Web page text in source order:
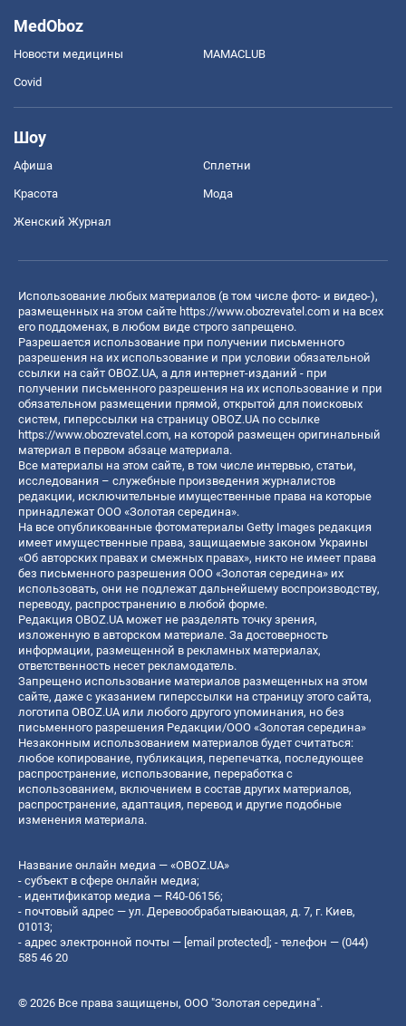
MedOboz
Новости медицины MAMACLUB
Covid
Шоу
Афиша Сплетни
Красота Мода
Женский Журнал
Использование любых материалов (в том числе фото- и видео-),
размещенных на этом сайте https://www.obozrevatel.com и на всех
его поддоменах, в любом виде строго запрещено.
Разрешается использование при получении письменного
разрешения на их использование и при условии обязательной
ссылки на сайт OBOZ.UA, а для интернет-изданий - при
получении письменного разрешения на их использование и при
обязательном размещении прямой, открытой для поисковых
систем, гиперссылки на страницу OBOZ.UA по ссылке
https://www.obozrevatel.com, на которой размещен оригинальный
материал в первом абзаце материала.
Все материалы на этом сайте, в том числе интервью, статьи,
исследования – служебные произведения журналистов
редакции, исключительные имущественные права на которые
принадлежат ООО «Золотая середина».
На все опубликованные фотоматериалы Getty Images редакция
имеет имущественные права, защищаемые законом Украины
«Об авторских правах и смежных правах», никто не имеет права
без письменного разрешения ООО «Золотая середина» их
использовать, они не подлежат дальнейшему воспроизводству,
переводу, распространению в любой форме.
Редакция OBOZ.UA может не разделять точку зрения,
изложенную в авторском материале. За достоверность
информации, размещенной в рекламных материалах,
ответственность несет рекламодатель.
Запрещено использование материалов размещенных на этом
сайте, даже с указанием гиперссылки на страницу этого сайта,
логотипа OBOZ.UA или любого другого упоминания, но без
письменного разрешения Редакции/ООО «Золотая середина»
Незаконным использованием материалов будет считаться:
любое копирование, публикация, перепечатка, последующее
распространение, использование, переработка с
использованием, включением в состав других материалов,
распространение, адаптация, перевод и другие подобные
изменения материала.
Название онлайн медиа — «OBOZ.UA»
- субъект в сфере онлайн медиа;
- идентификатор медиа — R40-06156;
- почтовый адрес — ул. Деревообрабатывающая, д. 7, г. Киев,
01013;
- адрес электронной почты — [email protected] ; - телефон — (044)
585 46 20
© 2026 Все права защищены, ООО "Золотая середина".